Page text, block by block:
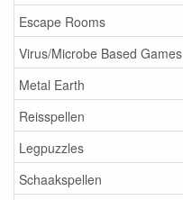
Escape Rooms
Virus/Microbe Based Games
Metal Earth
Reisspellen
Legpuzzles
Schaakspellen